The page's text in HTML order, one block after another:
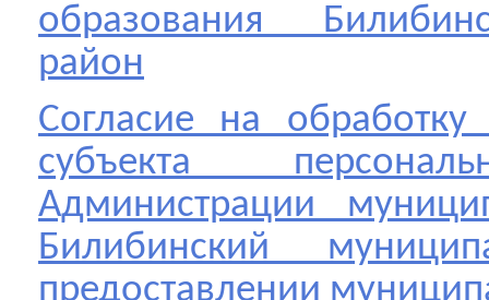
образования
район
Согласие на
субъекта
Администрации
Билибинский
предоставлении